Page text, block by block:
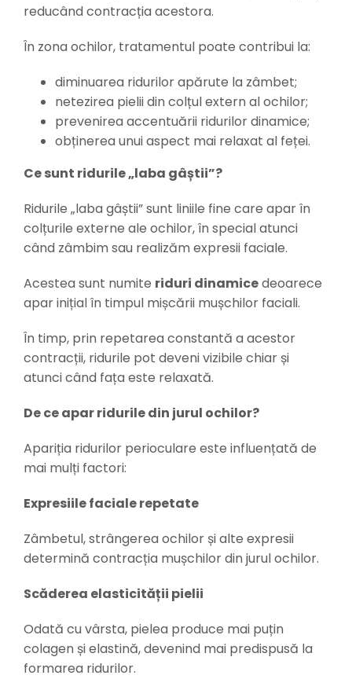
reducând contracția acestora.
În zona ochilor, tratamentul poate contribui la:
diminuarea ridurilor apărute la zâmbet;
netezirea pielii din colțul extern al ochilor;
prevenirea accentuării ridurilor dinamice;
obținerea unui aspect mai relaxat al feței.
Ce sunt ridurile „laba gâștii”?
Ridurile „laba gâștii” sunt liniile fine care apar în
colțurile externe ale ochilor, în special atunci
când zâmbim sau realizăm expresii faciale.
Acestea sunt numite riduri dinamicedeoarece
apar inițial în timpul mișcării mușchilor faciali.
În timp, prin repetarea constantă a acestor
contracții, ridurile pot deveni vizibile chiar și
atunci când fața este relaxată.
De ce apar ridurile din jurul ochilor?
Apariția ridurilor perioculare este influențată de
mai mulți factori:
Expresiile faciale repetate
Zâmbetul, strângerea ochilor și alte expresii
determină contracția mușchilor din jurul ochilor.
Scăderea elasticității pielii
Odată cu vârsta, pielea produce mai puțin
colagen și elastină, devenind mai predispusă la
formarea ridurilor.